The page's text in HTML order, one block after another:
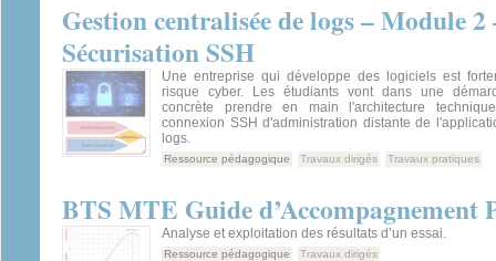
Gestion centralisée de logs – Module
Sécurisation SSH
Une entreprise qui développe des logiciels est
risque cyber. Les étudiants vont dans une
concrète prendre en main l'architecture
connexion SSH d'administration distante de
logs.
Ressource pédagogique Travaux dirigés Travaux pratiques
BTS MTE Guide d’Accompagnement
Analyse et exploitation des résultats d’un essai.
Ressource pédagogique Travaux dirigés